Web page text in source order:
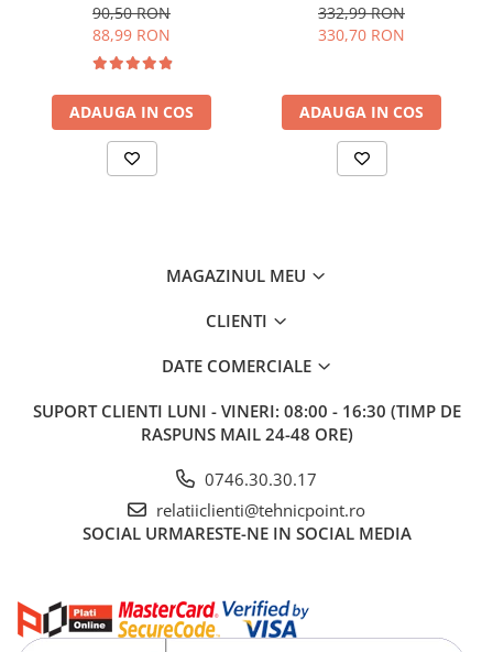
90,50 RON
88,99 RON
ADAUGA IN COS
332,99 RON
330,70 RON
ADAUGA IN COS
MAGAZINUL MEU
CLIENTI
DATE COMERCIALE
SUPORT CLIENTI LUNI - VINERI: 08:00 - 16:30 (TIMP DE
RASPUNS MAIL 24-48 ORE)
0746.30.30.17
relatiiclienti@tehnicpoint.ro
SOCIAL URMARESTE-NE IN SOCIAL MEDIA